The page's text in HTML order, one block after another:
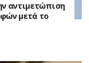
αντιμετώπιση
μετά το